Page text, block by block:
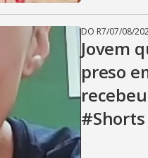
DO R7/07/08/
Jovem
preso
#Shorts